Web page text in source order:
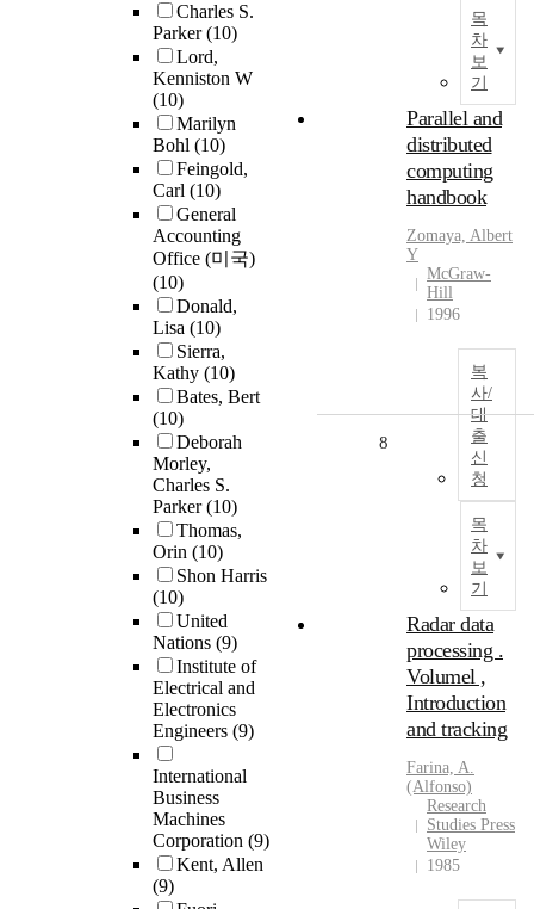
Charles S.
Parker(10)
Lord,
Kenniston W
(10)
Marilyn
Bohl (10)
Feingold,
Carl (10)
General
Accounting
Office (미국)
(10)
Donald,
Lisa (10)
Sierra,
Kathy (10)
Bates, Bert
(10)
Deborah
Morley,
Charles S.
Parker(10)
Thomas,
Orin (10)
Shon Harris
(10)
United
Nations (9)
Institute of
Electrical and
Electronics
Engineers (9)
International
Business
Machines
Corporation (9)
Kent, Allen
(9)
목
차
보
기
Parallel and
distributed
computing
handbook
Zomaya, Albert
Y
McGraw-
Hill
1996
복
사/
대
출
신
청
목
차
보
기
8
Radar data
processing .
Volumel ,
Introduction
and tracking
Farina, A.
(Alfonso)
Research
Studies Press
Wiley
1985